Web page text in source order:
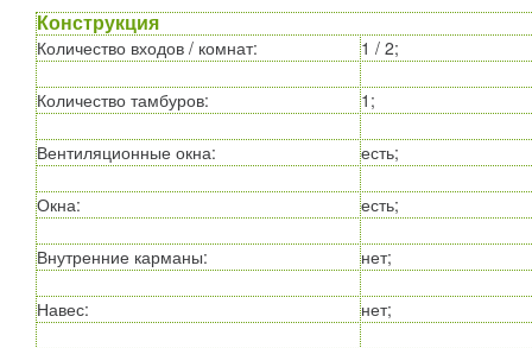
Конструкция
Количество входов / комнат: 1 / 2;
Количество тамбуров: 1;
Вентиляционные окна: есть;
Окна: есть;
Внутренние карманы: нет;
Навес: нет;